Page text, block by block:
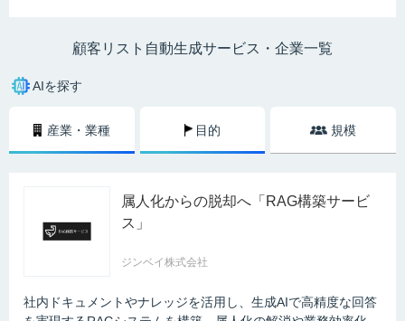
することができるようになります。
顧客リスト自動生成サービス・企業一覧
AIを探す
産業・業種 目的 規模
属人化からの脱却へ「RAG構築サービ
ス」
ジンベイ株式会社
社内ドキュメントやナレッジを活用し、生成AIで高精度な回答